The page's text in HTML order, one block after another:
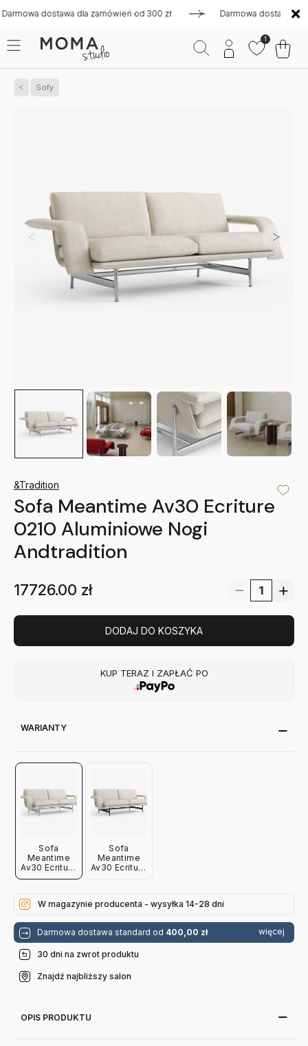
dostawa dla zamówień od 300 zł Darmowa dostawa dla
1
Sofy
&Tradition
Sofa Meantime Av30 Ecriture
0210 Aluminiowe Nogi
Andtradition
17726.00 zł
DODAJ DO KOSZYKA
KUP TERAZ I ZAPŁAĆ PO
WARIANTY
Sofa
Meantime
Av30 Ecriture
0210
Andtradition
Sofa
Meantime
Av30 Ecriture
W magazynie producenta - wysyłka 14-28 dni
Darmowa dostawa standard od 400,00 zł więcej
30 dni na zwrot produktu
Znajdź najbliższy salon
OPIS PRODUKTU